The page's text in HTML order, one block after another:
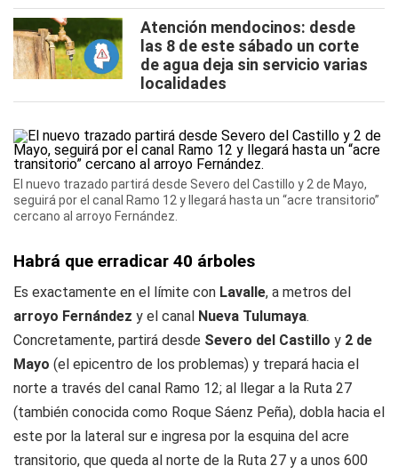
Atención mendocinos: desde
las 8 de este sábado un corte
de agua deja sin servicio varias
localidades
El nuevo trazado partirá desde Severo del Castillo y 2 de Mayo,
seguirá por el canal Ramo 12 y llegará hasta un “acre transitorio”
cercano al arroyo Fernández.
Habrá que erradicar 40 árboles
Es exactamente en el límite con Lavalle, a metros del
arroyo Fernández y el canal Nueva Tulumaya.
Concretamente, partirá desde Severo del Castillo y 2 de
Mayo (el epicentro de los problemas) y trepará hacia el
norte a través del canal Ramo 12; al llegar a la Ruta 27
(también conocida como Roque Sáenz Peña), dobla hacia el
este por la lateral sur e ingresa por la esquina del acre
transitorio, que queda al norte de la Ruta 27 y a unos 600